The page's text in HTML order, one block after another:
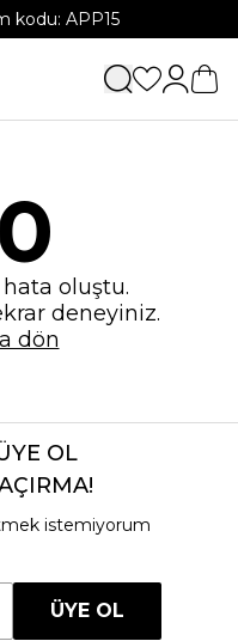
kodu: APP15
oluştu.
deneyiniz.
dön
OL
istemiyorum
ÜYE OL